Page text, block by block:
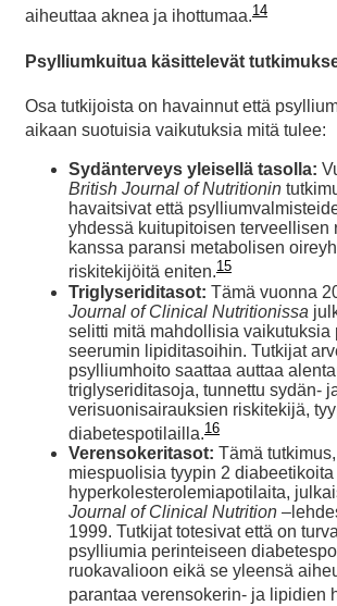
aiheuttaa aknea ja ihottumaa.14
Psylliumkuitua käsittelevät
Osa tutkijoista on havainnut että
aikaan suotuisia vaikutuksia mitä tulee:
Sydänterveys yleisellä tasolla:
British Journal of Nutritionin
havaitsivat että
yhdessä kuitupitoisen terveellisen
kanssa paransi metabolisen
riskitekijöitä eniten.15
Triglyseriditasot: Tämä vuonna
Journal of Clinical Nutritionissa
selitti mitä mahdollisia vaikutuksia
seerumin lipiditasoihin. Tutkijat
psylliumhoito saattaa auttaa
triglyseriditasoja, tunnettu sydän-
verisuonisairauksien riskitekijä,
diabetespotilailla.16
Verensokeritasot: Tämä
miespuolisia tyypin 2 diabeetikoita
hyperkolesterolemiapotilaita,
Journal of Clinical Nutrition
1999. Tutkijat totesivat että on
psylliumia perinteiseen
ruokavalioon eikä se yleensä
parantaa verensokerin- ja lipidien